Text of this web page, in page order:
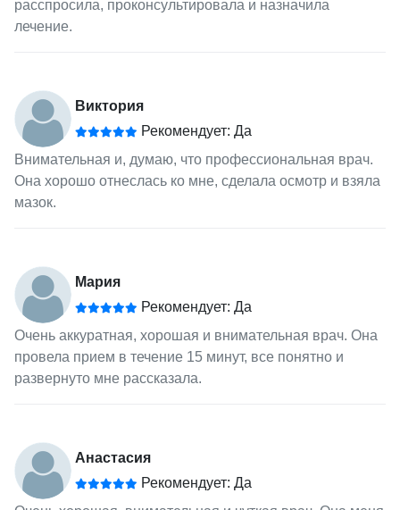
расспросила, проконсультировала и назначила
лечение.
Виктория
Рекомендует: Да
Внимательная и, думаю, что профессиональная врач.
Она хорошо отнеслась ко мне, сделала осмотр и взяла
мазок.
Мария
Рекомендует: Да
Очень аккуратная, хорошая и внимательная врач. Она
провела прием в течение 15 минут, все понятно и
развернуто мне рассказала.
Анастасия
Рекомендует: Да